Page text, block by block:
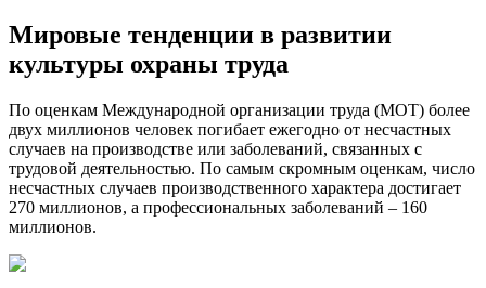
Мировые тенденции в развитии
культуры охраны труда
По оценкам Международной организации труда (МОТ) более
двух миллионов человек погибает ежегодно от несчастных
случаев на производстве или заболеваний, связанных с
трудовой деятельностью. По самым скромным оценкам, число
несчастных случаев производственного характера достигает
270 миллионов, а профессиональных заболеваний – 160
миллионов.